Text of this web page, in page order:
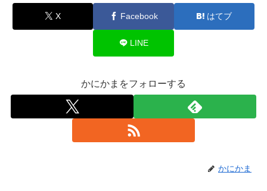
X Facebook はてブ
LINE
かにかまをフォローする
かにかま